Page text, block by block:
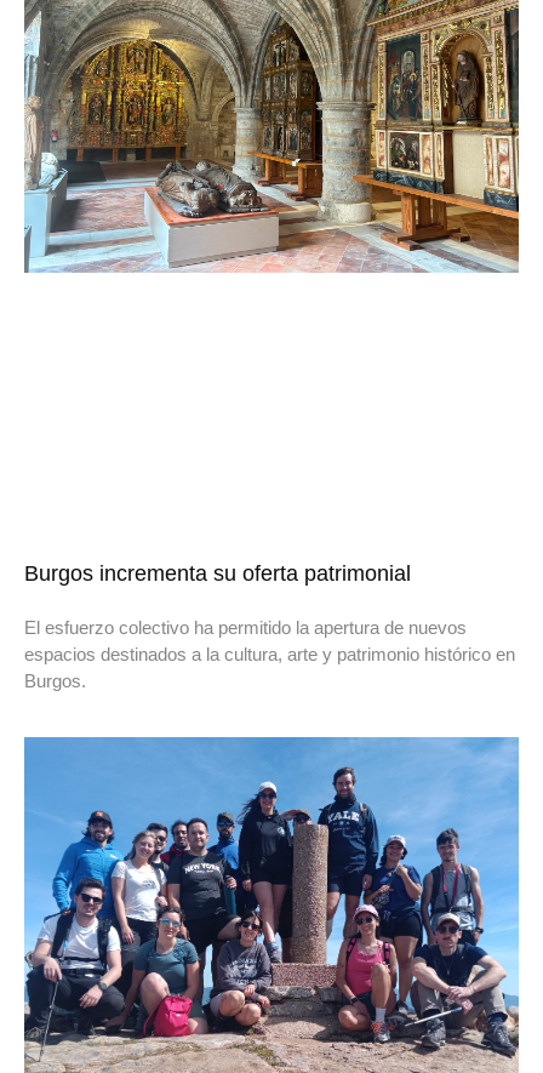
Burgos incrementa su oferta patrimonial
El esfuerzo colectivo ha permitido la apertura de nuevos
espacios destinados a la cultura, arte y patrimonio histórico en
Burgos.